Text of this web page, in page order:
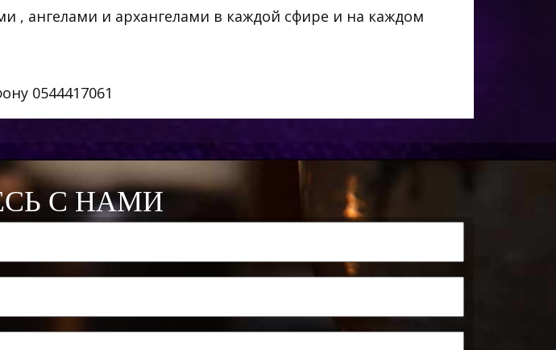
, ангелами и архангелами в каждой сфире и на каждом
0544417061
С НАМИ